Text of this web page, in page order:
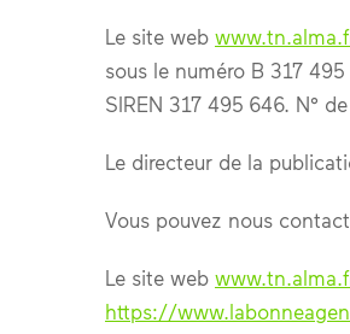
Le site web
sous le numéro B 317
SIREN 317 495 646. N°
Le directeur de la
Vous pouvez nous
Le site web
https://